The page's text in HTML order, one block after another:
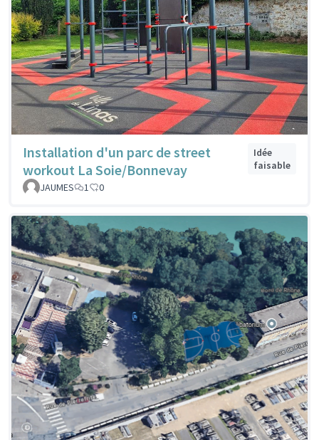
Installation d'un parc de street
workout La Soie/Bonnevay
Idée
faisable
JAUMES
1 0